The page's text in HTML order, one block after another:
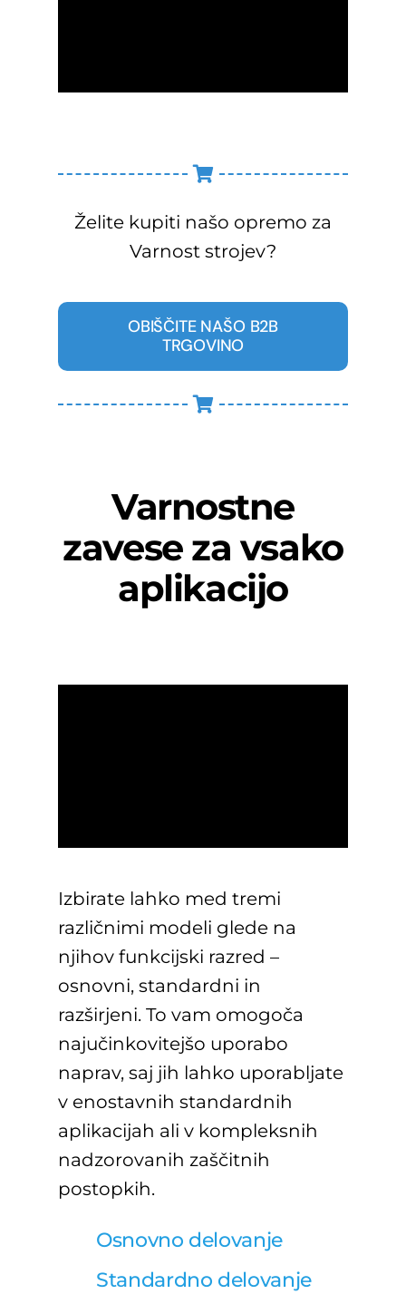
Želite kupiti našo opremo za
Varnost strojev?
OBIŠČITE NAŠO B2B
TRGOVINO
Varnostne
zavese za vsako
aplikacijo
Izbirate lahko med tremi
različnimi modeli glede na
njihov funkcijski razred –
osnovni, standardni in
razširjeni. To vam omogoča
najučinkovitejšo uporabo
naprav, saj jih lahko uporabljate
v enostavnih standardnih
aplikacijah ali v kompleksnih
nadzorovanih zaščitnih
postopkih.
Osnovno delovanje
Standardno delovanje